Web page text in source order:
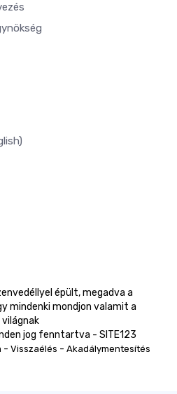
épült, megadva a
mindenki mondjon valamit a
világnak
jog fenntartva - SITE123
- Visszaélés - Akadálymentesítés